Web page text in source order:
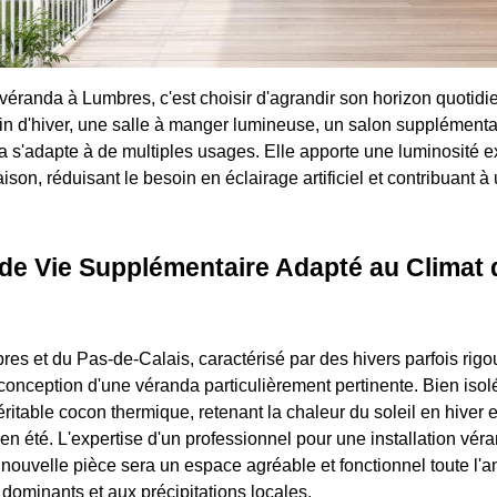
à Lumbres, c'est choisir d'agrandir son horizon
d'hiver, une salle à manger lumineuse, un salon
s'adapte à de multiples usages. Elle apporte une luminosité
réduisant le besoin en éclairage artificiel et contribuant à
Vie Supplémentaire Adapté au Climat
et du Pas-de-Calais, caractérisé par des hivers parfois
d'une véranda particulièrement pertinente. Bien
cocon thermique, retenant la chaleur du soleil en hiver
été. L'expertise d'un professionnel pour une installation
pièce sera un espace agréable et fonctionnel toute
et aux précipitations locales.